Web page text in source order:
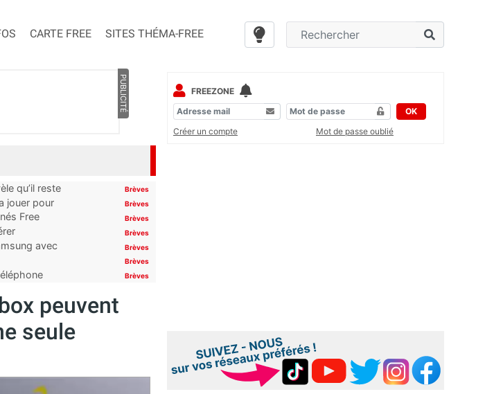
CARTE FREE SITES THÉMA-FREE
PUBLICITÉ
qu’il reste
Brèves
jouer pour
Brèves
Free
Brèves
Brèves
avec
Brèves
Brèves
Brèves
peuvent
seule
FREEZONE
OK
Créer un compte
Mot de passe oublié